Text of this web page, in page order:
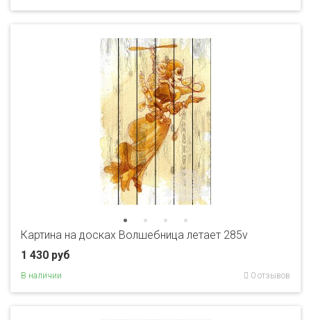
Картина на досках Волшебница летает 285v
1 430 руб
В наличии 0 отзывов